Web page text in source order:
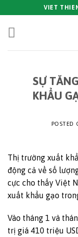
content
VIET
SỰ
KHẨU
POSTED
Thị trường xuất
động cả về số
cực cho thấy Việt
xuất khẩu gạo
Vào tháng 1 và
trị giá 410 triệu